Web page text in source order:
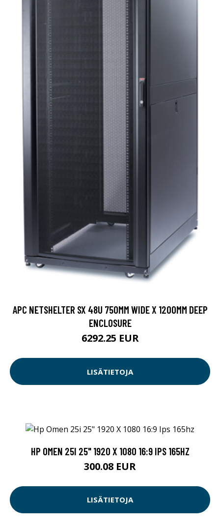
APC NETSHELTER SX 48U 750MM WIDE X 1200MM DEEP
ENCLOSURE
6292.25 EUR
LISÄTIETOJA
HP OMEN 25I 25" 1920 X 1080 16:9 IPS 165HZ
300.08 EUR
LISÄTIETOJA